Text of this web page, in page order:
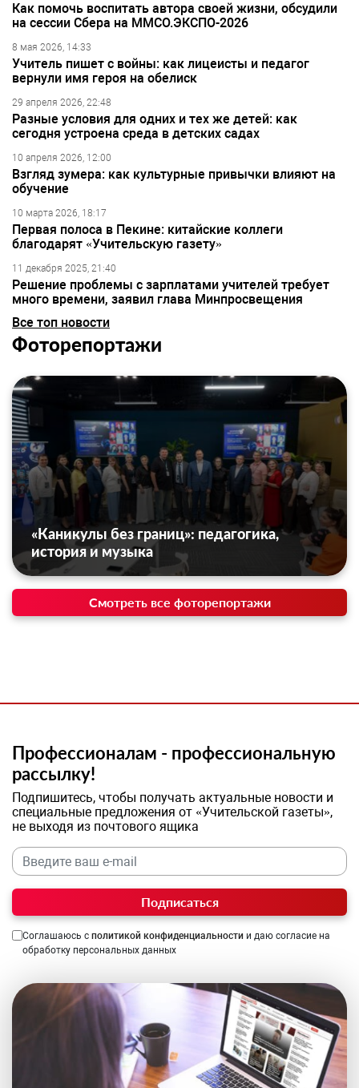
Как помочь воспитать автора своей жизни, обсудили
на сессии Сбера на ММСО.ЭКСПО-2026
8 мая 2026, 14:33
Учитель пишет с войны: как лицеисты и педагог
вернули имя героя на обелиск
29 апреля 2026, 22:48
Разные условия для одних и тех же детей: как
сегодня устроена среда в детских садах
10 апреля 2026, 12:00
Взгляд зумера: как культурные привычки влияют на
обучение
10 марта 2026, 18:17
Первая полоса в Пекине: китайские коллеги
благодарят «Учительскую газету»
11 декабря 2025, 21:40
Решение проблемы с зарплатами учителей требует
много времени, заявил глава Минпросвещения
Все топ новости
Фоторепортажи
«Каникулы без границ»: педагогика,
история и музыка
Смотреть все фоторепортажи
Профессионалам - профессиональную
рассылку!
Подпишитесь, чтобы получать актуальные новости и
специальные предложения от «Учительской газеты»,
не выходя из почтового ящика
Подписаться
Соглашаюсь с политикой конфиденциальности и даю согласие на
обработку персональных данных